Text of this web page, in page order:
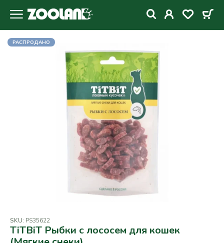
РАСПРОДАНО
SKU: PS35622
TiTBiT Рыбки с лососем для кошек